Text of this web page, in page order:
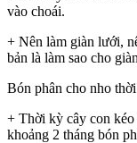
vào choái.
+ Nên làm giàn lưới,
bản là làm sao cho
Bón phân cho nho
+ Thời kỳ cây con kéo
khoảng 2 tháng bón